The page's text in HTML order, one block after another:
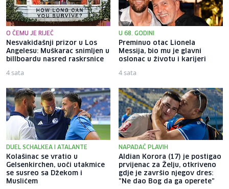
O ČEMU JE RIJEČ
Nesvakidašnji prizor u Los
Angelesu: Muškarac snimljen u
billboardu nasred raskrsnice
4 sata
U 68. GODINI
Preminuo otac Lionela
Messija, bio mu je glavni
oslonac u životu i karijeri
4 sata
DUEL SCHALKEA I ATALANTE
Kolašinac se vratio u
Gelsenkirchen, uoči utakmice
se susreo sa Džekom i
Muslićem
NAPADAČ PLAVIH
Aldian Korora (17) je postigao
prvijenac za Želju, otkriveno
gdje je završio njegov dres:
"Ne dao Bog da ga operete"